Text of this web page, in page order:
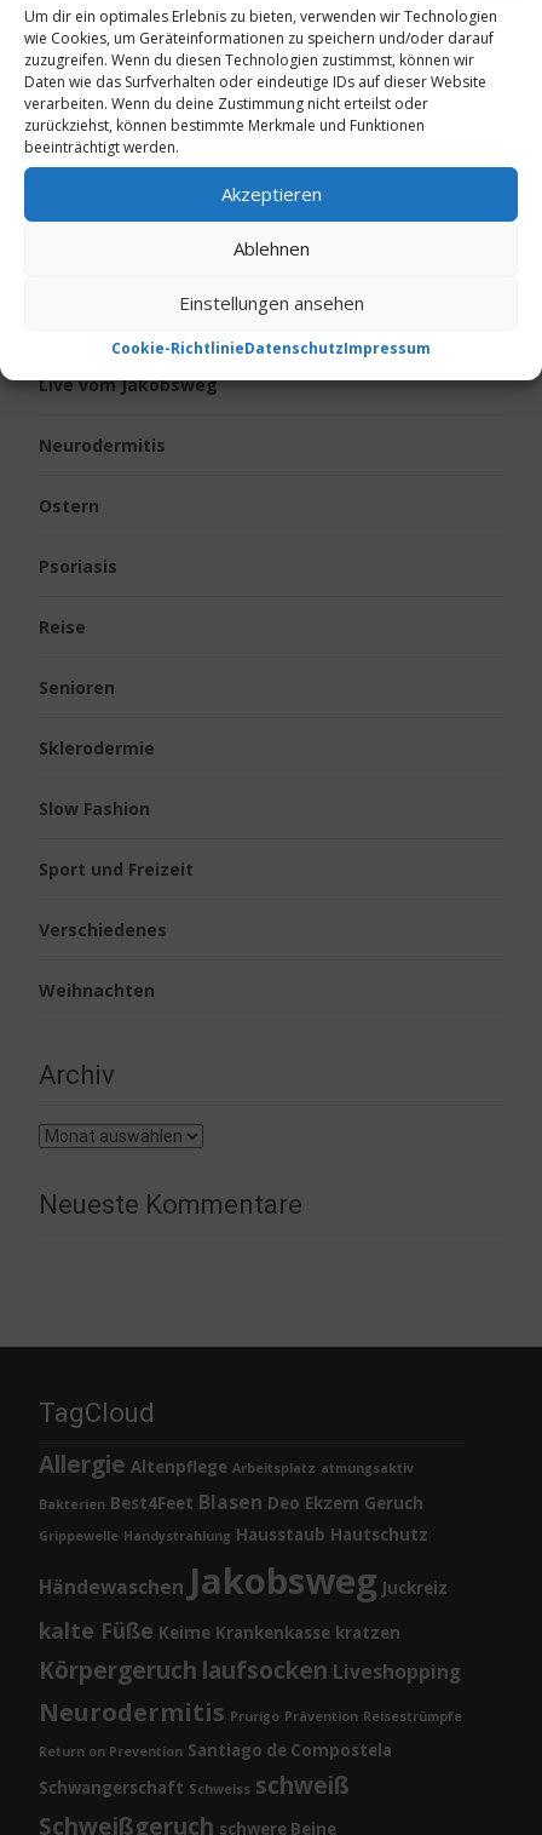
Um dir ein optimales Erlebnis zu bieten, verwenden wir Technologien
wie Cookies, um Geräteinformationen zu speichern und/oder darauf
zuzugreifen. Wenn du diesen Technologien zustimmst, können wir
Daten wie das Surfverhalten oder eindeutige IDs auf dieser Website
verarbeiten. Wenn du deine Zustimmung nicht erteilst oder
zurückziehst, können bestimmte Merkmale und Funktionen
beeinträchtigt werden.
Akzeptieren
Ablehnen
Einstellungen ansehen
Cookie-RichtlinieDatenschutzImpressum
Diabetes
Fußgeruch
Gesundheit
Live vom Jakobsweg
Neurodermitis
Ostern
Psoriasis
Reise
Senioren
Sklerodermie
Slow Fashion
Sport und Freizeit
Verschiedenes
Weihnachten
Archiv
Archiv
Neueste Kommentare
TagCloud
Allergie Altenpflege Arbeitsplatz atmungsaktiv
Bakterien Best4Feet Blasen Deo Ekzem Geruch
Grippewelle Handystrahlung Hausstaub Hautschutz
Händewaschen Jakobsweg Juckreiz
kalte Füße Keime Krankenkasse kratzen
Körpergeruch laufsocken Liveshopping
Neurodermitis Prurigo Prävention Reisestrümpfe
Return on Prevention Santiago de Compostela
Schwangerschaft Schweiss schweiß
Schweißgeruch schwere Beine